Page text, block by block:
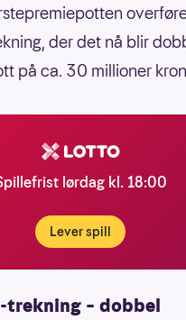
der det nå blir
på ca. 30 millioner
lørdag kl. 18:00
Lever spill
– dobbel